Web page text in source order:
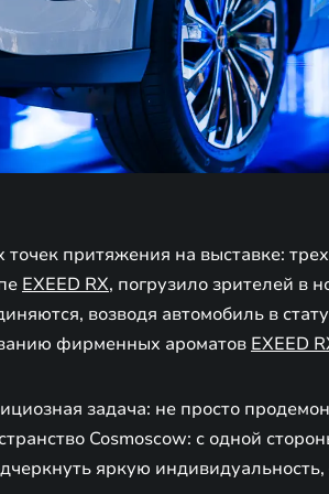
притяжения на выставке:
EXEED RX, погрузило зрителей в
возводя автомобиль в
фирменных ароматов EXEED
задача: не просто
Cosmoscow: с одной
яркую индивидуальность,